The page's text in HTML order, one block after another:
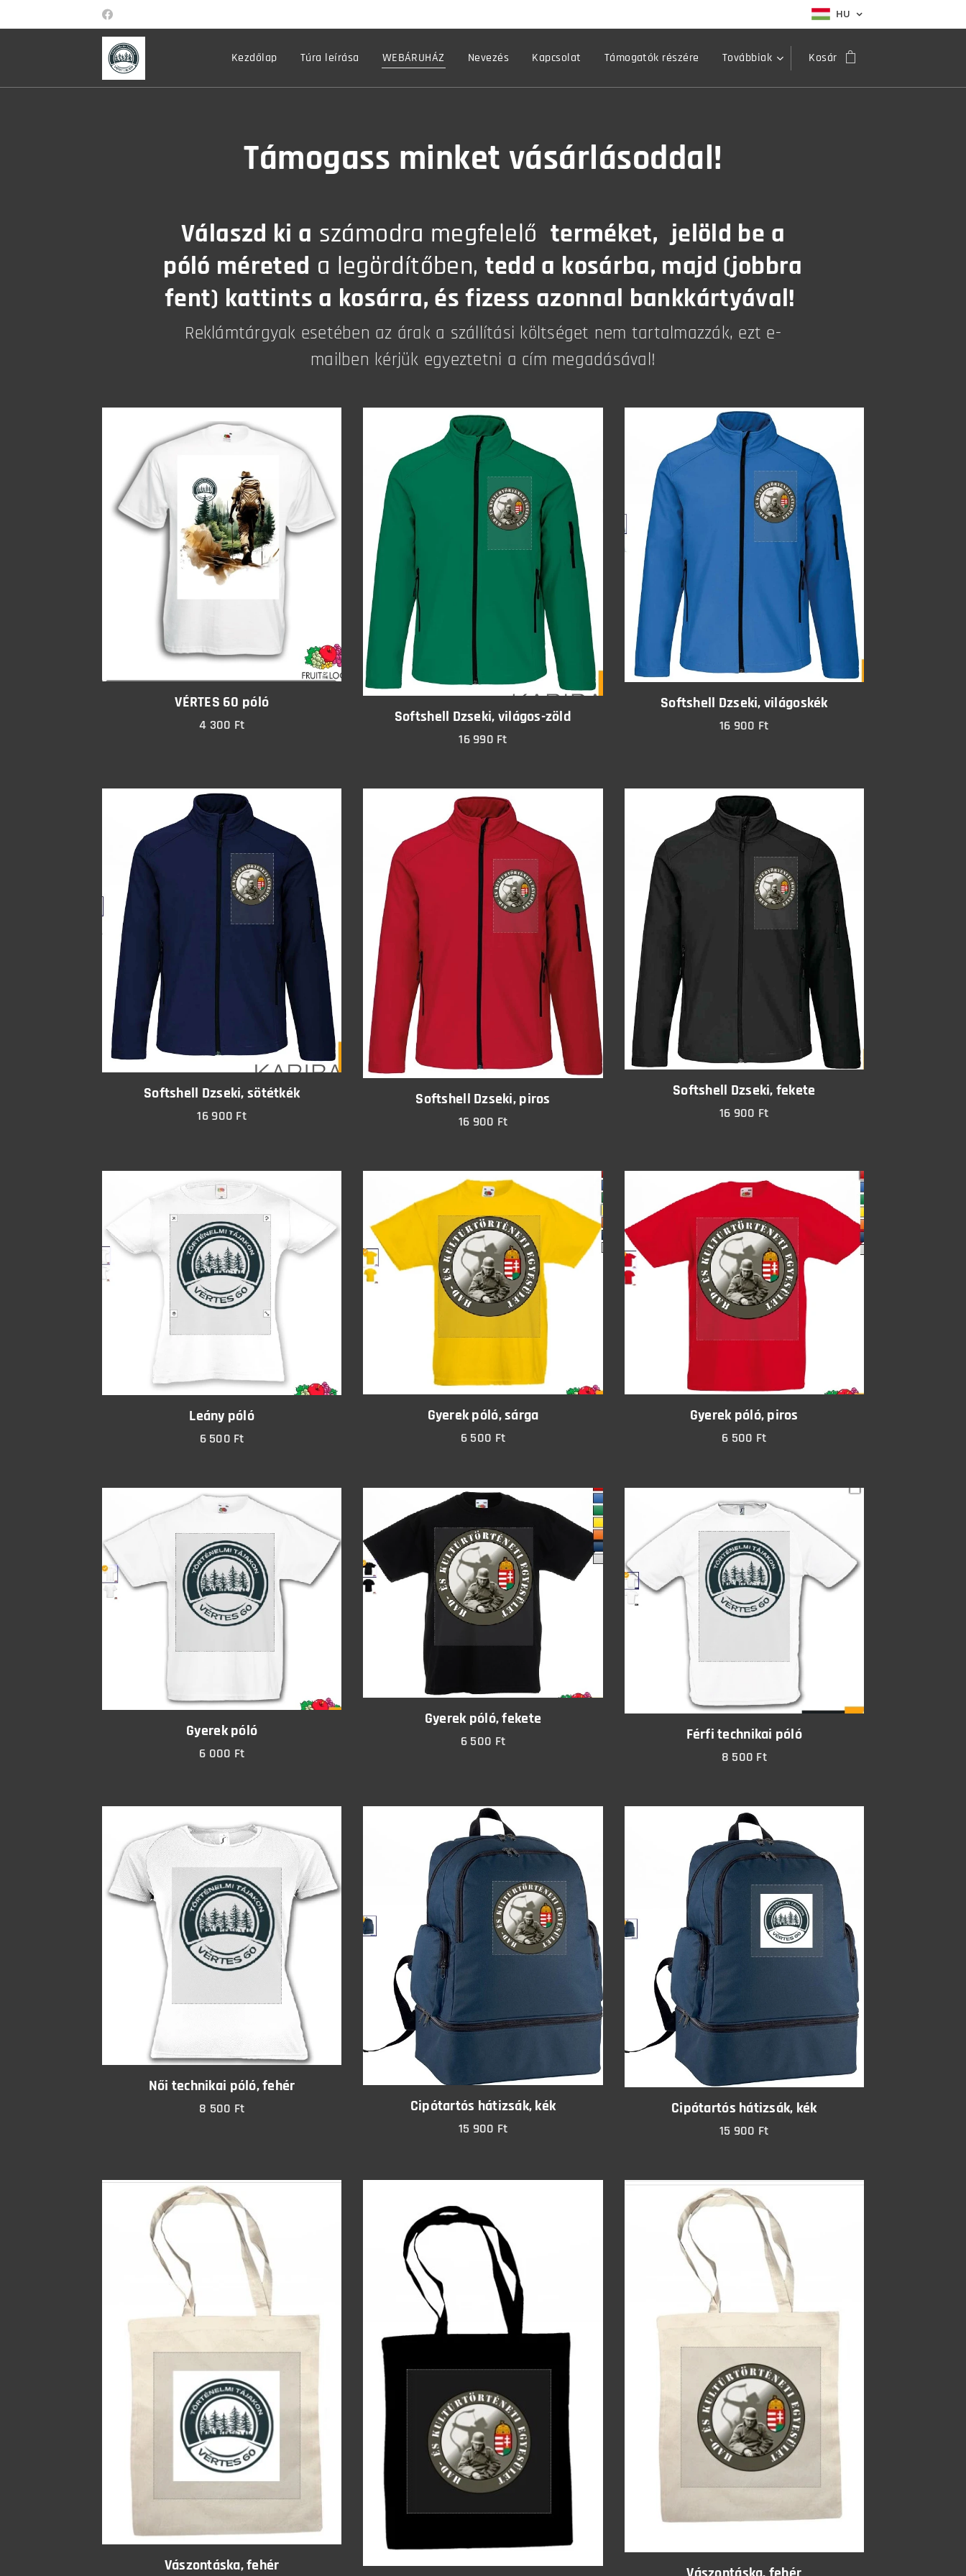
HU
Kezdőlap Túra leírása WEBÁRUHÁZ Nevezés Kapcsolat Támogatók részére Továbbiak Kosár
Támogass minket vásárlásoddal!
Válaszd ki a számodra megfelelő terméket, jelöld be a
póló méreted a legördítőben, tedd a kosárba, majd (jobbra
fent) kattints a kosárra, és fizess azonnal bankkártyával!
Reklámtárgyak esetében az árak a szállítási költséget nem tartalmazzák, ezt e-
mailben kérjük egyeztetni a cím megadásával!
VÉRTES 60 póló
4 300 Ft Softshell Dzseki, világos-zöld
16 990 Ft
Softshell Dzseki, világoskék
16 900 Ft
Softshell Dzseki, sötétkék
16 900 Ft
Softshell Dzseki, piros
16 900 Ft
Softshell Dzseki, fekete
16 900 Ft
Leány póló
6 500 Ft
Gyerek póló, sárga
6 500 Ft
Gyerek póló, piros
6 500 Ft
Gyerek póló
6 000 Ft
Gyerek póló, fekete
6 500 Ft Férfi technikai póló
8 500 Ft
Női technikai póló, fehér
8 500 Ft Cipótartós hátizsák, kék
15 900 Ft
Cipótartós hátizsák, kék
15 900 Ft
Vászontáska, fehér